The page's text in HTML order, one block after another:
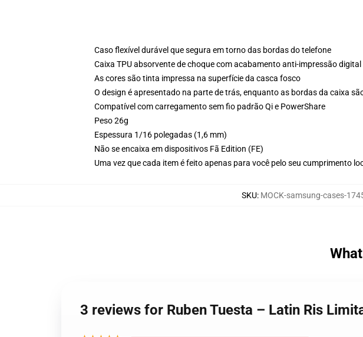
Caso flexível durável que segura em torno das bordas do telefone
Caixa TPU absorvente de choque com acabamento anti-impressão digital
As cores são tinta impressa na superfície da casca fosco
O design é apresentado na parte de trás, enquanto as bordas da caixa
Compatível com carregamento sem fio padrão Qi e PowerShare
Peso 26g
Espessura 1/16 polegadas (1,6 mm)
Não se encaixa em dispositivos Fã Edition (FE)
Uma vez que cada item é feito apenas para você pelo seu cumprimento
SKU: MOCK-samsung-cases-
3 reviews for Ruben Tuesta – Latin Ris